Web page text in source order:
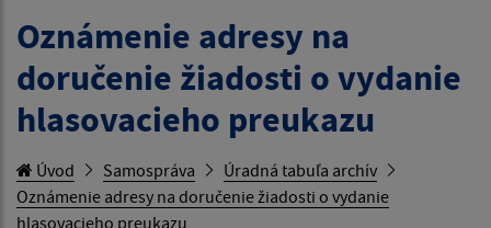
Oznámenie adresy na
doručenie žiadosti o vydanie
hlasovacieho preukazu
Úvod Samospráva
Úradná tabuľa archív
Oznámenie adresy na doručenie žiadosti o vydanie
hlasovacieho preukazu